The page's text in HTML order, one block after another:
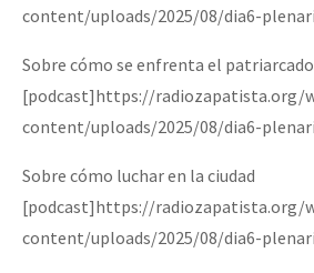
content/uploads/2025/08/dia6-
Sobre cómo se enfrenta el patriarcado
[podcast]https://radiozapatista.org/
content/uploads/2025/08/dia6-
Sobre cómo luchar en la ciudad
[podcast]https://radiozapatista.org/
content/uploads/2025/08/dia6-